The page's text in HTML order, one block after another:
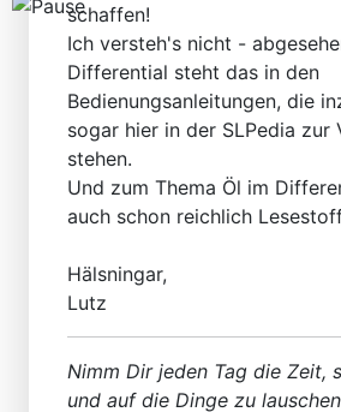
schaffen!
Ich versteh's nicht -
Differential steht das in den
Bedienungsanleitungen, die
sogar hier in der SLPedia zur
stehen.
Und zum Thema Öl im
auch schon reichlich
Hälsningar,
Lutz
Nimm Dir jeden Tag die Zeit,
und auf die Dinge zu